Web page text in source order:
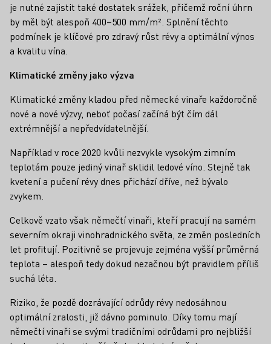
je nutné zajistit také dostatek srážek, přičemž roční úhrn
by měl být alespoň 400–500 mm/m². Splnění těchto
podmínek je klíčové pro zdravý růst révy a optimální výnos
a kvalitu vína.
Klimatické změny jako výzva
Klimatické změny kladou před německé vinaře každoročně
nové a nové výzvy, neboť počasí začíná být čím dál
extrémnější a nepředvídatelnější.
Například v roce 2020 kvůli nezvykle vysokým zimním
teplotám pouze jediný vinař sklidil ledové víno. Stejně tak
kvetení a pučení révy dnes přichází dříve, než bývalo
zvykem.
Celkově vzato však němečtí vinaři, kteří pracují na samém
severním okraji vinohradnického světa, ze změn posledních
let profitují. Pozitivně se projevuje zejména vyšší průměrná
teplota – alespoň tedy dokud nezačnou být pravidlem příliš
suchá léta.
Riziko, že pozdě dozrávající odrůdy révy nedosáhnou
optimální zralosti, již dávno pominulo. Díky tomu mají
němečtí vinaři se svými tradičními odrůdami pro nejbližší